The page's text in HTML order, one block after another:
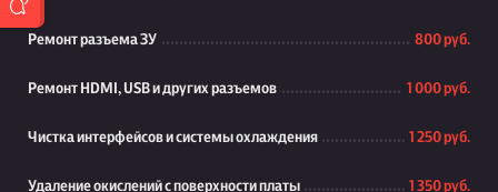
Ремонт разъема ЗУ 800 руб.
Ремонт HDMI, USB и других разъемов 1 000 руб.
Чистка интерфейсов и системы охлаждения 1 250 руб.
Удаление окислений с поверхности платы 1 350 руб.